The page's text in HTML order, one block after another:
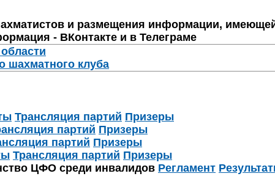
и размещения информации,
- ВКонтакте и в Телеграме
шахматного клуба
Трансляция партий Призеры
партий Призеры
партий Призеры
Трансляция партий Призеры
ЦФО среди инвалидов Регламент